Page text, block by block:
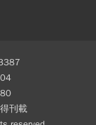
刊載